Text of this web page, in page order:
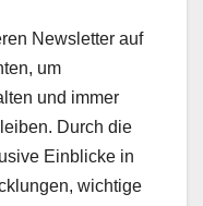
Newsletter auf
um
und immer
Durch die
Einblicke in
wichtige